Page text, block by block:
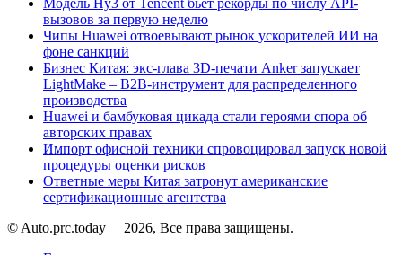
Модель Hy3 от Tencent бьет рекорды по числу API-
вызовов за первую неделю
Чипы Huawei отвоевывают рынок ускорителей ИИ на
фоне санкций
Бизнес Китая: экс-глава 3D-печати Anker запускает
LightMake – B2B-инструмент для распределенного
производства
Huawei и бамбуковая цикада стали героями спора об
авторских правах
Импорт офисной техники спровоцировал запуск новой
процедуры оценки рисков
Ответные меры Китая затронут американские
сертификационные агентства
© Auto.prc.today
2026, Все права защищены.